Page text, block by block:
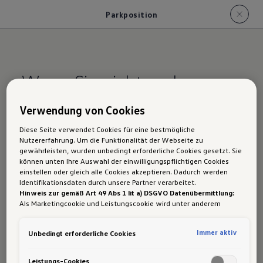
Parkposition
Wenn Sie nicht mehr
wissen, wo Ihr Auto steht.
Ihr Volkswagen weiß es.
Immer wissen, wo das Fahrzeug steht: den
Verwendung von Cookies
Diese Seite verwendet Cookies für eine bestmögliche
Nutzererfahrung. Um die Funktionalität der Webseite zu
gewährleisten, wurden unbedingt erforderliche Cookies gesetzt. Sie
können unten Ihre Auswahl der einwilligungspflichtigen Cookies
einstellen oder gleich alle Cookies akzeptieren. Dadurch werden
Identifikationsdaten durch unsere Partner verarbeitet.
Hinweis zur gemäß Art 49 Abs 1 lit a) DSGVO Datenübermittlung:
Als Marketingcookie und Leistungscookie wird unter anderem
Daten in die USA (insbesondere dort an die Google LLC) weitergibt.
Unbedingt erforderliche Cookies Immer aktiv
Leistungs-Cookies